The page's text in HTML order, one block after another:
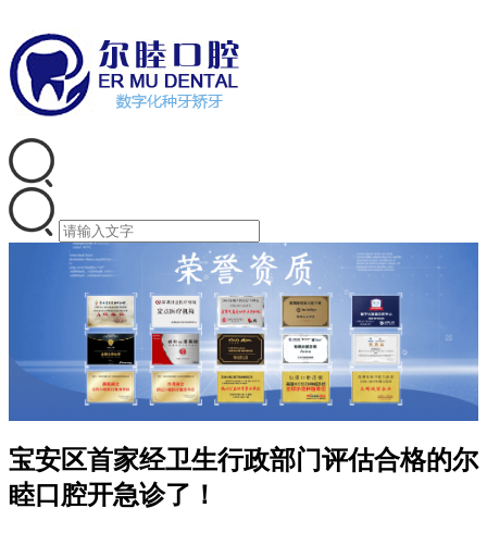
宝安区首家经卫生行政部门评估合格的尔
睦口腔开急诊了！